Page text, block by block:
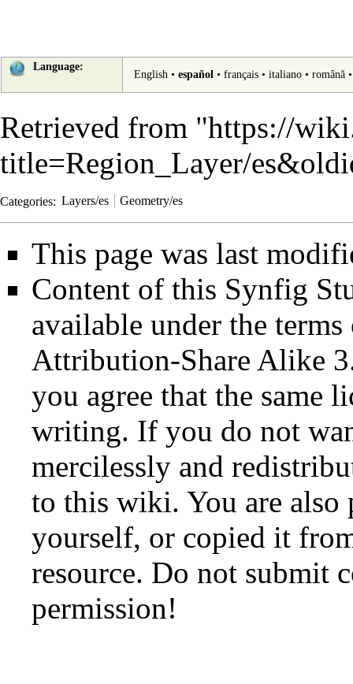
Language:
English• español• français• italiano• română
Retrieved from "https://
title=Region_Layer/
Categories: Layers/es Geometry/es
This page was last
Content of this Synfig
available under the
Attribution-Share Alike
you agree that the same
writing. If you do not
mercilessly and
to this wiki. You are
yourself, or copied it
resource. Do not submit
permission!